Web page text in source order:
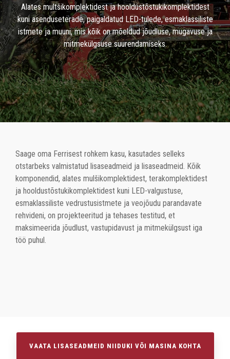
Alates multšikomplektidest ja hooldustõstukikomplektidest
kuni asenduseterade, paigaldatud LED-tulede, esmaklassiliste
istmete ja muuni, mis kõik on mõeldud jõudluse, mugavuse ja
mitmekülgsuse suurendamiseks.
Saage oma Ferrisest rohkem kasu, kasutades selleks
otstarbeks valmistatud lisaseadmeid ja lisaseadmeid. Kõik
komponendid, alates mulšikomplektidest, terakomplektidest
ja hooldustõstukikomplektidest kuni LED-valgustuse,
esmaklassiliste vedrustusistmete ja veojõudu parandavate
rehvideni, on projekteeritud ja tehases testitud, et
maksimeerida jõudlust, vastupidavust ja mitmekülgsust iga
töö puhul.
VAATA LISASEADMEID NIIDUKI VÕI MASINA KOHTA